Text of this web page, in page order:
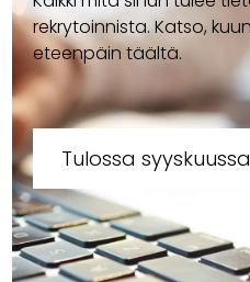
rekrytoinnista. Katso,
eteenpäin täältä.
Tulossa syyskuussa